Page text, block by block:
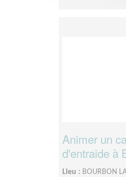
Animer un
d'entraide à
Lieu : BOURBON